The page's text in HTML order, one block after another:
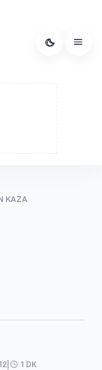
KAZA
1 DK